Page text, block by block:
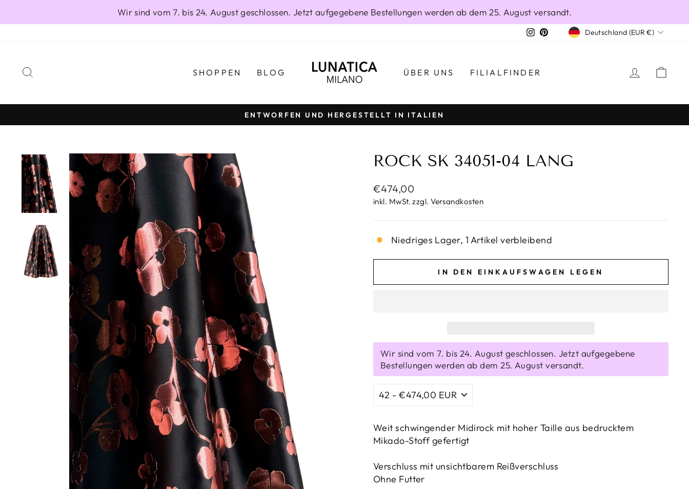
Wir sind vom 7. bis 24. August geschlossen. Jetzt aufgegebene Bestellungen werden ab dem 25. August versandt.
Instagram
PinterestWÄHRUNG
Deutschland (EUR €)
SHOPPEN BLOG ÜBER UNS FILIALFINDER
Pause
ENTWORFEN UND HERGESTELLT IN ITALIEN
ROCK SK 34051-04 LANG
Normaler
Preis
€474,00
inkl. MwSt. zzgl.Versandkosten
Niedriges Lager, 1 Artikel verbleibend
IN DEN EINKAUFSWAGEN LEGEN
Wir sind vom 7. bis 24. August geschlossen. Jetzt aufgegebene
Bestellungen werden ab dem 25. August versandt.
Weit schwingender Midirock mit hoher Taille aus bedrucktem
Mikado-Stoff gefertigt
Verschluss mit unsichtbarem Reißverschluss
Ohne Futter